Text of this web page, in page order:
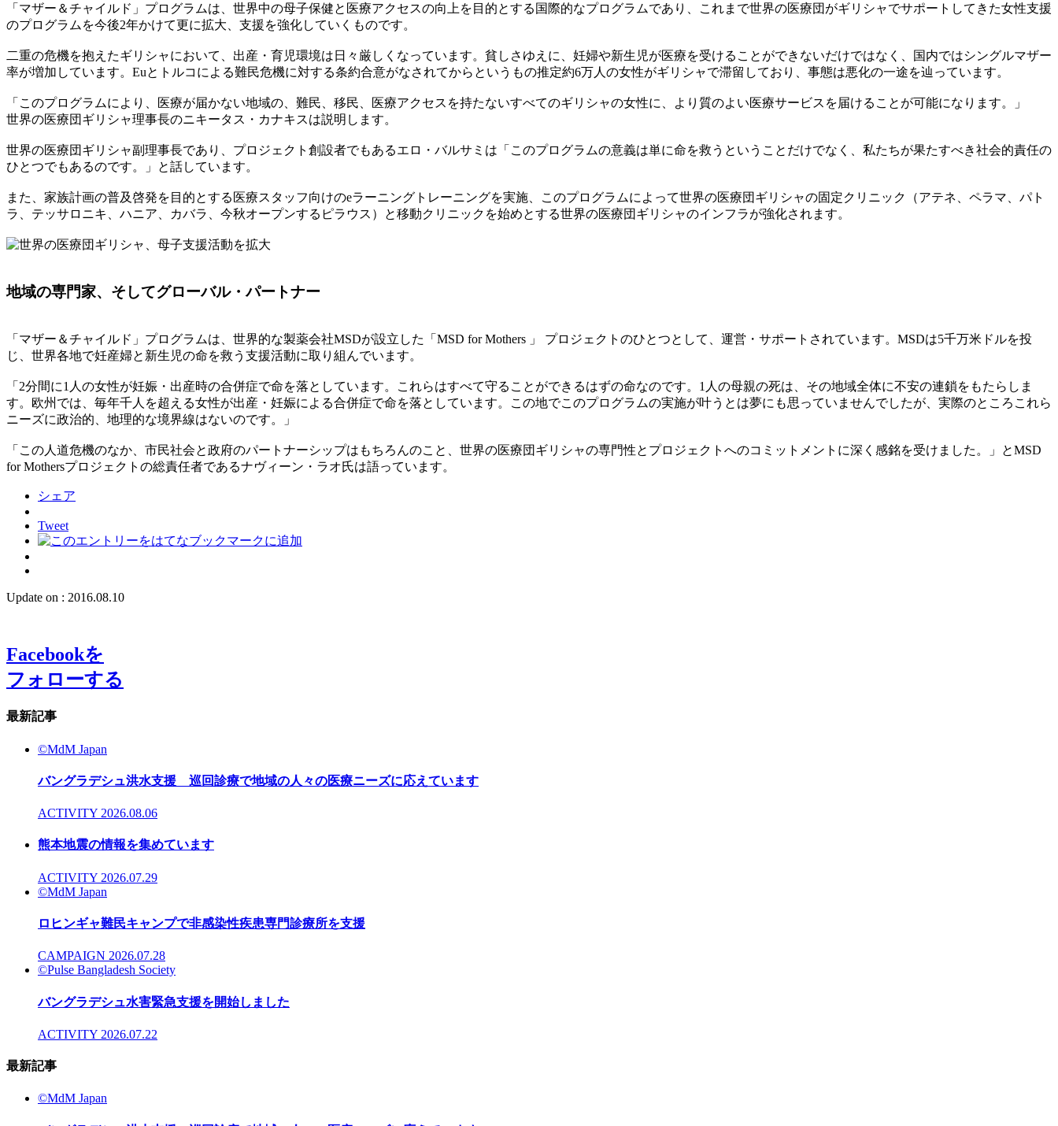
「マザー＆チャイルド」プログラムは、世界中の母子保健と医療アクセスの向上を目的とする国際的なプログラムであり、これまで世界の医療団がギリシャでサポートしてきた女性支援
のプログラムを今後2年かけて更に拡大、支援を強化していくものです。
二重の危機を抱えたギリシャにおいて、出産・育児環境は日々厳しくなっています。貧しさゆえに、妊婦や新生児が医療を受けることができないだけではなく、国内ではシングルマザー
率が増加しています。Euとトルコによる難民危機に対する条約合意がなされてからというもの推定約6万人の女性がギリシャで滞留しており、事態は悪化の一途を辿っています。
「このプログラムにより、医療が届かない地域の、難民、移民、医療アクセスを持たないすべてのギリシャの女性に、より質のよい医療サービスを届けることが可能になります。」
世界の医療団ギリシャ理事長のニキータス・カナキスは説明します。
世界の医療団ギリシャ副理事長であり、プロジェクト創設者でもあるエロ・バルサミは「このプログラムの意義は単に命を救うということだけでなく、私たちが果たすべき社会的責任の
ひとつでもあるのです。」と話しています。
また、家族計画の普及啓発を目的とする医療スタッフ向けのeラーニングトレーニングを実施、このプログラムによって世界の医療団ギリシャの固定クリニック（アテネ、ペラマ、パト
ラ、テッサロニキ、ハニア、カバラ、今秋オープンするピラウス）と移動クリニックを始めとする世界の医療団ギリシャのインフラが強化されます。
地域の専門家、そしてグローバル・パートナー
「マザー＆チャイルド」プログラムは、世界的な製薬会社MSDが設立した「MSD for Mothers 」 プロジェクトのひとつとして、運営・サポートされています。MSDは5千万米ドルを投
じ、世界各地で妊産婦と新生児の命を救う支援活動に取り組んでいます。
「2分間に1人の女性が妊娠・出産時の合併症で命を落としています。これらはすべて守ることができるはずの命なのです。1人の母親の死は、その地域全体に不安の連鎖をもたらしま
す。欧州では、毎年千人を超える女性が出産・妊娠による合併症で命を落としています。この地でこのプログラムの実施が叶うとは夢にも思っていませんでしたが、実際のところこれら
ニーズに政治的、地理的な境界線はないのです。」
「この人道危機のなか、市民社会と政府のパートナーシップはもちろんのこと、世界の医療団ギリシャの専門性とプロジェクトへのコミットメントに深く感銘を受けました。」とMSD
for Mothersプロジェクトの総責任者であるナヴィーン・ラオ氏は語っています。
シェア
Tweet
Update on : 2016.08.10
Facebookを
フォローする
最新記事
©MdM Japan
バングラデシュ洪水支援 巡回診療で地域の人々の医療ニーズに応えています
ACTIVITY 2026.08.06
熊本地震の情報を集めています
ACTIVITY 2026.07.29
©MdM Japan
ロヒンギャ難民キャンプで非感染性疾患専門診療所を支援
CAMPAIGN 2026.07.28
©Pulse Bangladesh Society
バングラデシュ水害緊急支援を開始しました
ACTIVITY 2026.07.22
最新記事
©MdM Japan